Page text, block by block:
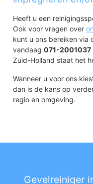
Heeft u een
Ook voor vragen over
kunt u ons bereiken via
vandaag071-2001037
Zuid-Holland staat het
Wanneer u voor ons
dan is de kans op
regio en omgeving.
Gevelreiniger